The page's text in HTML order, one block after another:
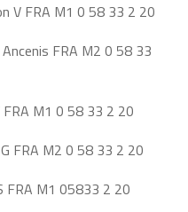
V FRA M1 0 58 33 2 20
FRA M2 0 58 33
M1 0 58 33 2 20
FRA M2 0 58 33 2 20
FRA M1 05833 2 20